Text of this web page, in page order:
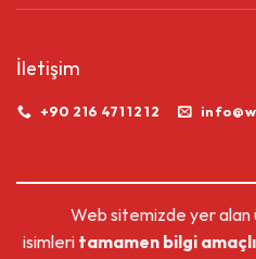
İletişim
+90 216 471 12 12
Web sitemizde yer alan
isimleri tamamen bilgi